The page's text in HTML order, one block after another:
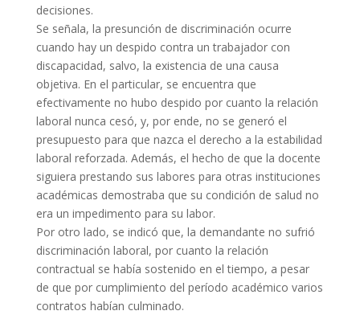
decisiones.
Se señala, la presunción de discriminación ocurre
cuando hay un despido contra un trabajador con
discapacidad, salvo, la existencia de una causa
objetiva. En el particular, se encuentra que
efectivamente no hubo despido por cuanto la relación
laboral nunca cesó, y, por ende, no se generó el
presupuesto para que nazca el derecho a la estabilidad
laboral reforzada. Además, el hecho de que la docente
siguiera prestando sus labores para otras instituciones
académicas demostraba que su condición de salud no
era un impedimento para su labor.
Por otro lado, se indicó que, la demandante no sufrió
discriminación laboral, por cuanto la relación
contractual se había sostenido en el tiempo, a pesar
de que por cumplimiento del período académico varios
contratos habían culminado.